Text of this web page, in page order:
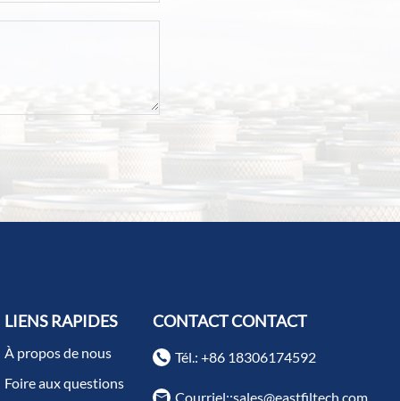
LIENS RAPIDES
À propos de nous
Foire aux questions
CONTACT CONTACT
Tél.: +86 18306174592
Courriel::sales@eastfiltech.com